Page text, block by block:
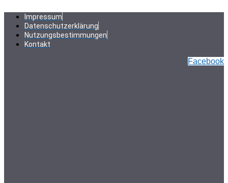
Inhalt
springen
Impressum
Datenschutzerklärung
Nutzungsbestimmungen
Kontakt
Facebook